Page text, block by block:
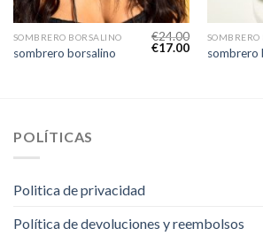
SOMBRERO BORSALINO
sombrero borsalino
€24.00
€17.00
SOMBRERO
sombrero
POLÍTICAS
Politica de privacidad
Política de devoluciones y reembolsos